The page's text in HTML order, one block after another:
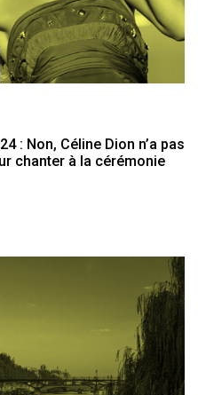
: Non, Céline Dion n’a pas
chanter à la cérémonie